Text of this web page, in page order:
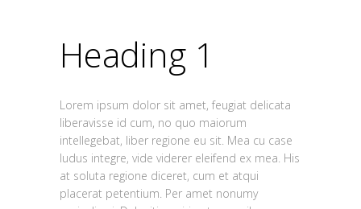
Heading 1
Lorem ipsum dolor sit amet, feugiat delicata
liberavisse id cum, no quo maiorum
intellegebat, liber regione eu sit. Mea cu case
ludus integre, vide viderer eleifend ex mea. His
at soluta regione diceret, cum et atqui
placerat petentium. Per amet nonumy